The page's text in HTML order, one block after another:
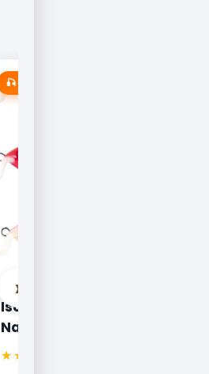
🎣 MAIS VENDIDA
Isca Artificial Nelson
Nakamura Curisco 70
★★★★★
›